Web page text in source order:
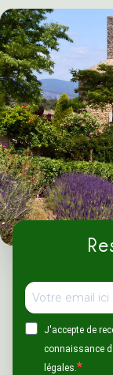
J'accepte de
connaissance
légales.